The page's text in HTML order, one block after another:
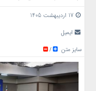
17 اردیبهشت 1405
ایمیل
سایز متن
/